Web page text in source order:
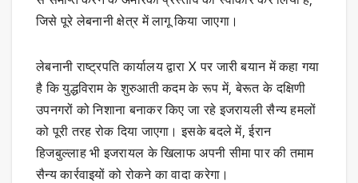
जिसे पूरे लेबनानी क्षेत्र में लागू किया जाएगा।
लेबनानी राष्ट्रपति कार्यालय द्वारा X पर जारी बयान में कहा गया
है कि युद्धविराम के शुरुआती कदम के रूप में, बेरूत के दक्षिणी
उपनगरों को निशाना बनाकर किए जा रहे इजरायली सैन्य हमलों
को पूरी तरह रोक दिया जाएगा। इसके बदले में, ईरान
हिजबुल्लाह भी इजरायल के खिलाफ अपनी सीमा पार की तमाम
सैन्य कार्रवाइयों को रोकने का वादा करेगा।